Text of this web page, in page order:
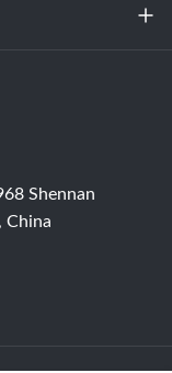
Shennan
China